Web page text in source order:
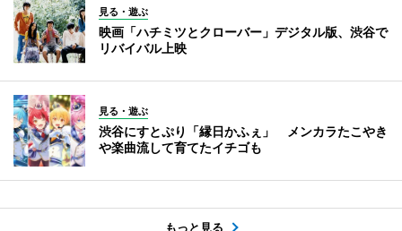
見る・遊ぶ
映画「ハチミツとクローバー」デジタル版、渋谷で
リバイバル上映
見る・遊ぶ
渋谷にすとぷり「縁日かふぇ」 メンカラたこやき
や楽曲流して育てたイチゴも
もっと見る